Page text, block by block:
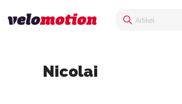
Nicolai